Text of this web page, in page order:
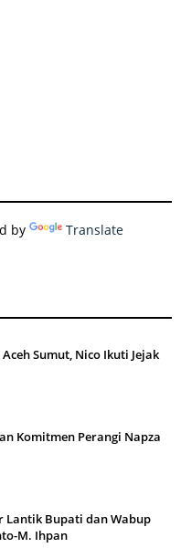
by Translate
Sumut, Nico Ikuti Jejak
Komitmen Perangi Napza
Lantik Bupati dan Wabup
M. Ihpan